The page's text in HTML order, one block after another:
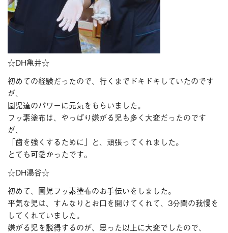
☆DH亀井☆
初めての経験だったので、行くまでドキドキしていたのです
が、
園児達のパワーに元気をもらいました。
フッ素塗布は、やっぱり嫌がる児も多く大変だったのです
が、
「歯を強くするために」と、頑張ってくれました。
とても可愛かったです。
☆DH湯谷☆
初めて、園児フッ素塗布のお手伝いをしました。
平気な児は、すんなりとお口を開けてくれて、3分間の我慢を
してくれていました。
嫌がる児を説得するのが、思った以上に大変でしたので、